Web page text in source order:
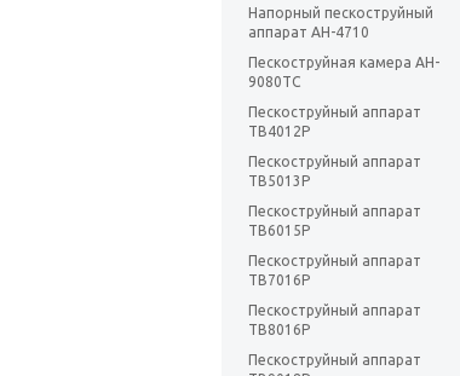
Напорный пескоструйный
аппарат AH-4710
Пескоструйная камера AH-
9080TC
Пескоструйный аппарат
TB4012P
Пескоструйный аппарат
TB5013P
Пескоструйный аппарат
TB6015P
Пескоструйный аппарат
TB7016P
Пескоструйный аппарат
TB8016P
Пескоструйный аппарат